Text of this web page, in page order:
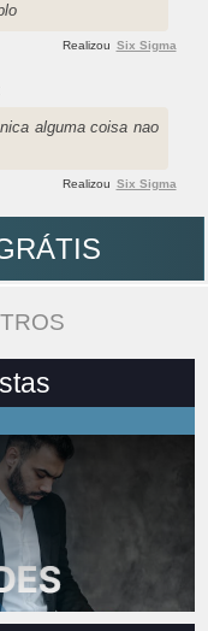
Realizou Six Sigma
alguma coisa nao
Realizou Six Sigma